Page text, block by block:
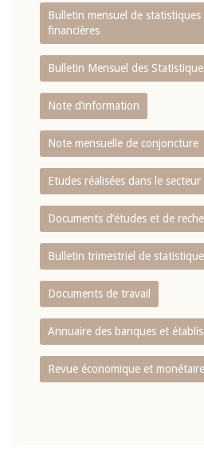
Bulletin mensuel de
financières
Bulletin Mensuel des
Note d’information
Note mensuelle de conjoncture
Etudes réalisées dans le
Documents d’études et de
Bulletin trimestriel de
Documents de travail
Annuaire des banques et
Revue économique et monétaire